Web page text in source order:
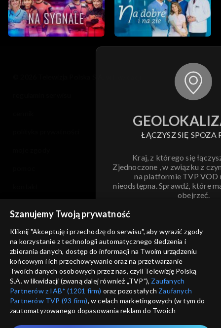
ŁĄCZYSZ SIĘ SPOZA
Kraj, z którego się
Zjednoczone , w związku z
na platformie TVP VOD
nieodstępna. Sprawdź, które
obejrzeć.
ANULUJ
informacje o dostawcy usług
Szanujemy Twoją prywatność
Kliknij "Akceptuję i przechodzę do serwisu", aby wyrazić zgody
na korzystanie z technologii automatycznego śledzenia i
zbierania danych, dostęp do informacji na Twoim urządzeniu
końcowym i ich przechowywanie oraz na przetwarzanie
Twoich danych osobowych przez nas, czyli Telewizję Polską
S.A. w likwidacji (zwaną dalej również „TVP”), Zaufanych
Partnerów z IAB* (1201 firm) oraz pozostałych Zaufanych
Partnerów TVP (93 firm), w celach marketingowych (w tym do
zautomatyzowanego dopasowania reklam do Twoich